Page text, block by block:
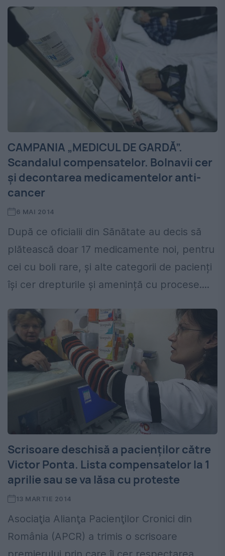
CAMPANIA „MEDICUL DE GARDĂ”.
Scandalul compensatelor. Bolnavii cer
și decontarea medicamentelor anti-
cancer
6 MAI 2014
După ce oficialii din Sănătate au decis să
plătească doar 17 medicamente noi, pentru
cei cu boli rare, și alte categorii de pacienți
își cer drepturile și amenință cu procese....
Scrisoare deschisă a pacienţilor către
Victor Ponta. Lista compensatelor la 1
aprilie sau se va lăsa cu proteste
13 MARTIE 2014
Asociaţia Alianţa Pacienţilor Cronici din
România (APCR) a trimis o scrisoare